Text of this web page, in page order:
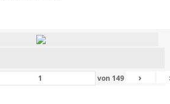
von 149 ›